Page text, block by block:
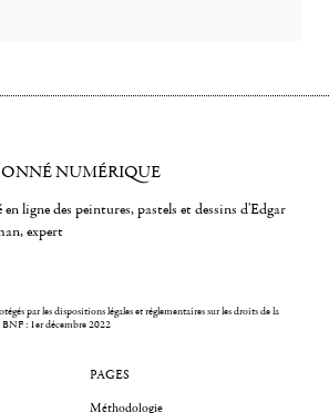
NUMÉRIQUE
ligne des peintures, pastels et dessins d'Edgar
expert
par les dispositions légales et réglementaires sur les droits de la
: 1er décembre 2022
PAGES
Méthodologie